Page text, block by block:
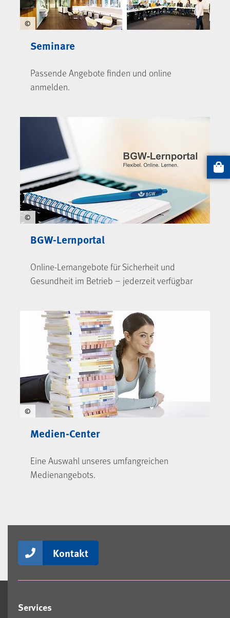
©
Seminare
Passende Angebote finden und online
anmelden.
©
BGW-Lernportal
Online-Lernangebote für Sicherheit und
Gesundheit im Betrieb – jederzeit verfügbar
©
Medien-Center
Eine Auswahl unseres umfangreichen
Medienangebots.
Kontakt
Services
Artikel